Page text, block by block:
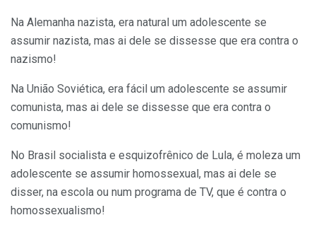
Na Alemanha nazista, era natural um adolescente se
assumir nazista, mas ai dele se dissesse que era contra o
nazismo!
Na União Soviética, era fácil um adolescente se assumir
comunista, mas ai dele se dissesse que era contra o
comunismo!
No Brasil socialista e esquizofrênico de Lula, é moleza um
adolescente se assumir homossexual, mas ai dele se
disser, na escola ou num programa de TV, que é contra o
homossexualismo!